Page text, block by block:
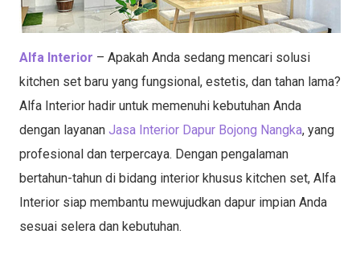
Alfa Interior – Apakah Anda sedang mencari solusi
kitchen set baru yang fungsional, estetis, dan tahan lama?
Alfa Interior hadir untuk memenuhi kebutuhan Anda
dengan layanan Jasa Interior Dapur Bojong Nangka, yang
profesional dan terpercaya. Dengan pengalaman
bertahun-tahun di bidang interior khusus kitchen set, Alfa
Interior siap membantu mewujudkan dapur impian Anda
sesuai selera dan kebutuhan.